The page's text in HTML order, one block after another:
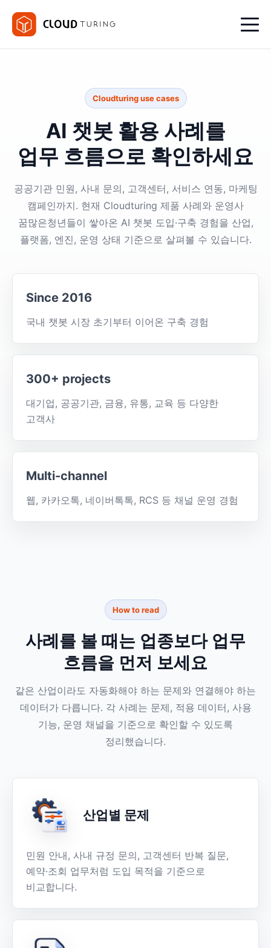
Cloudturing use cases
AI 챗봇 활용 사례를
업무 흐름으로 확인하세요
공공기관 민원, 사내 문의, 고객센터, 서비스 연동, 마케팅
캠페인까지. 현재 Cloudturing 제품 사례와 운영사
꿈많은청년들이 쌓아온 AI 챗봇 도입·구축 경험을 산업,
플랫폼, 엔진, 운영 상태 기준으로 살펴볼 수 있습니다.
Since 2016
국내 챗봇 시장 초기부터 이어온 구축 경험
300+ projects
대기업, 공공기관, 금융, 유통, 교육 등 다양한
고객사
Multi-channel
웹, 카카오톡, 네이버톡톡, RCS 등 채널 운영 경험
How to read
사례를 볼 때는 업종보다 업무
흐름을 먼저 보세요
같은 산업이라도 자동화해야 하는 문제와 연결해야 하는
데이터가 다릅니다. 각 사례는 문제, 적용 데이터, 사용
기능, 운영 채널을 기준으로 확인할 수 있도록
정리했습니다.
산업별 문제
민원 안내, 사내 규정 문의, 고객센터 반복 질문,
예약·조회 업무처럼 도입 목적을 기준으로
비교합니다.